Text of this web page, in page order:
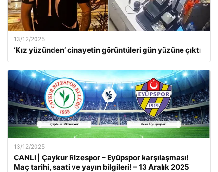
13/12/2025
‘Kız yüzünden’ cinayetin görüntüleri gün yüzüne çıktı
13/12/2025
CANLI | Çaykur Rizespor – Eyüpspor karşılaşması!
Maç tarihi, saati ve yayın bilgileri! – 13 Aralık 2025